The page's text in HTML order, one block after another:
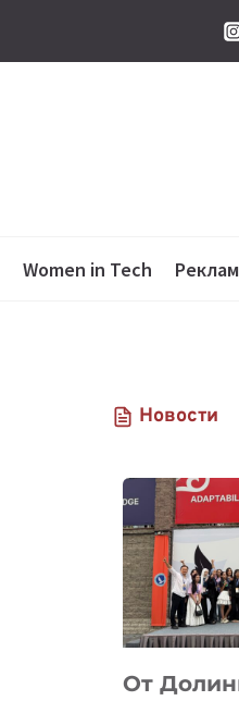
Women in Tech
Новости
От